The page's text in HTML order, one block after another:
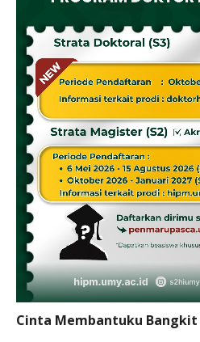
Cinta Membantuku Bangkit